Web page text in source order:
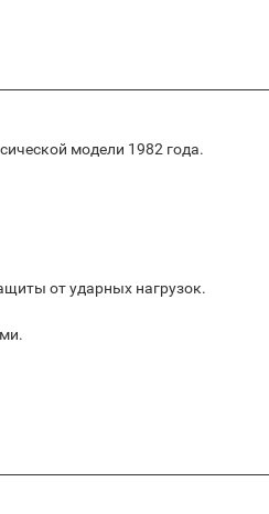
модели 1982 года.
от ударных нагрузок.